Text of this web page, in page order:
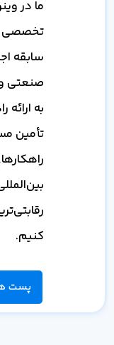
ما در
تخصصی
سابقه
صنعتی
به ارائه
تأمین
کنیم.
پست